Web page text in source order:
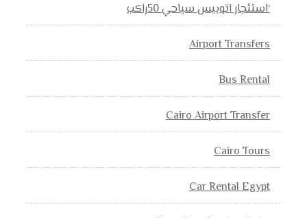
‘استئجار اتوبيس سياحي 50راكب
Airport Transfers
Bus Rental
Cairo Airport Transfer
Cairo Tours
Car Rental Egypt